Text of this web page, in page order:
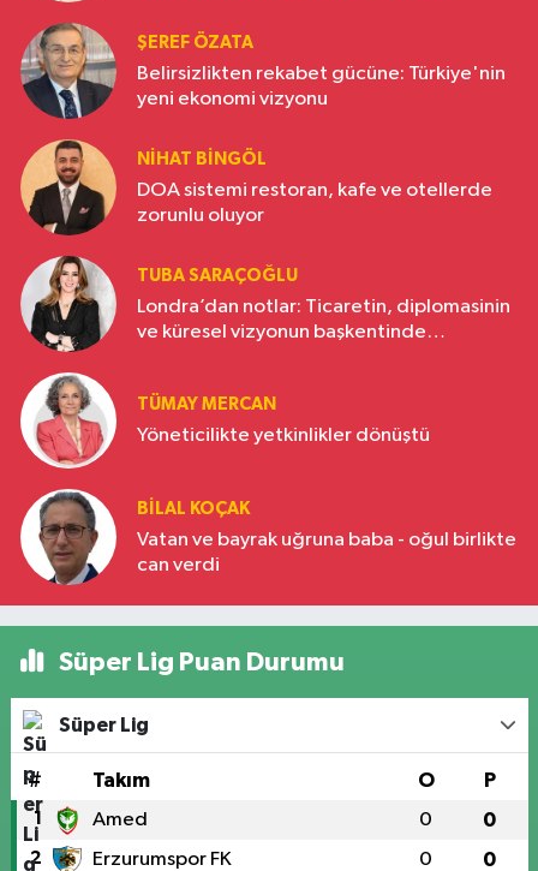
ŞEREF ÖZATA
Belirsizlikten rekabet gücüne: Türkiye'nin
yeni ekonomi vizyonu
NIHAT BINGÖL
DOA sistemi restoran, kafe ve otellerde
zorunlu oluyor
TUBA SARAÇOĞLU
Londra’dan notlar: Ticaretin, diplomasinin
ve küresel vizyonun başkentinde
TÜMAY MERCAN
Yöneticilikte yetkinlikler dönüştü
BILAL KOÇAK
Vatan ve bayrak uğruna baba - oğul birlikte
can verdi
Süper Lig Puan Durumu
Süper Lig
# Takım O P
1 Amed 0 0
2 Erzurumspor FK 0 0